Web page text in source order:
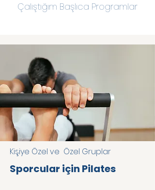
Çalıştığım Başlıca Programlar
Kişiye Özel ve Özel Gruplar
Sporcular için Pilates